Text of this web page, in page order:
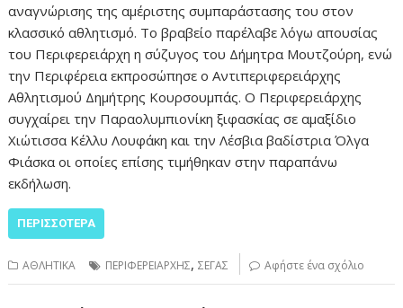
αναγνώρισης της αμέριστης συμπαράστασης του στον
κλασσικό αθλητισμό. Το βραβείο παρέλαβε λόγω απουσίας
του Περιφερειάρχη η σύζυγος του Δήμητρα Μουτζούρη, ενώ
την Περιφέρεια εκπροσώπησε ο Αντιπεριφερειάρχης
Αθλητισμού Δημήτρης Κουρσουμπάς. Ο Περιφερειάρχης
συγχαίρει την Παραολυμπιονίκη ξιφασκίας σε αμαξίδιο
Χιώτισσα Κέλλυ Λουφάκη και την Λέσβια βαδίστρια Όλγα
Φιάσκα οι οποίες επίσης τιμήθηκαν στην παραπάνω
εκδήλωση.
ΠΕΡΙΣΣΌΤΕΡΑ
ΑΘΛΗΤΙΚΑ ΠΕΡΙΦΕΡΕΙΑΡΧHΣ,ΣΕΓΑΣ Αφήστε ένα σχόλιο